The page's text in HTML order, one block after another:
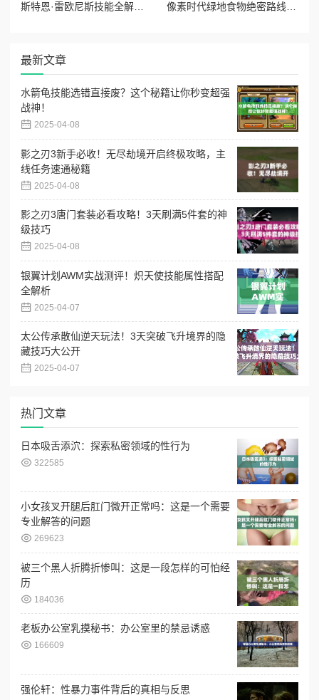
最新文章
水箭龟技能选错直接废？这个秘籍让你秒变超强
战神！
2025-04-08
影之刃3新手必收！无尽劫境开启终极攻略，主
线任务速通秘籍
2025-04-08
影之刃3唐门套装必看攻略！3天刷满5件套的神
级技巧
2025-04-08
银翼计划AWM实战测评！炽天使技能属性搭配
全解析
2025-04-07
太公传承散仙逆天玩法！3天突破飞升境界的隐
藏技巧大公开
2025-04-07
热门文章
日本吸舌添泬：探索私密领域的性行为
322585
小女孩叉开腿后肛门微开正常吗：这是一个需要
专业解答的问题
269623
被三个黑人折腾折惨叫：这是一段怎样的可怕经
历
184036
老板办公室乳摸秘书：办公室里的禁忌诱惑
166609
强伦轩：性暴力事件背后的真相与反思